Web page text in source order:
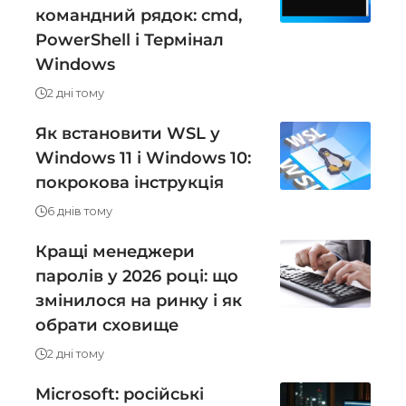
командний рядок: cmd,
PowerShell і Термінал
Windows
2 дні тому
Як встановити WSL у
Windows 11 і Windows 10:
покрокова інструкція
6 днів тому
Кращі менеджери
паролів у 2026 році: що
змінилося на ринку і як
обрати сховище
2 дні тому
Microsoft: російські